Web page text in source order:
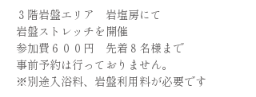
３階岩盤エリア　岩塩房にて
岩盤ストレッチを開催
参加費６００円　先着８名様まで
事前予約は行っておりません。
※別途入浴料、岩盤利用料が必要です